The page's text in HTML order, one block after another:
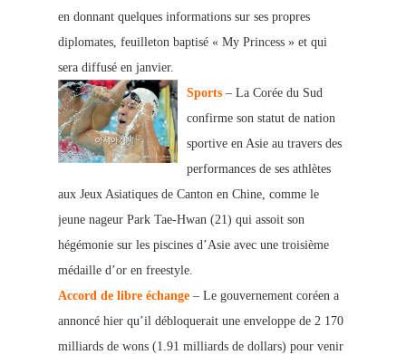
en donnant quelques informations sur ses propres
diplomates, feuilleton baptisé « My Princess » et qui
sera diffusé en janvier.
Sports – La Corée du Sud
confirme son statut de nation
sportive en Asie au travers des
performances de ses athlètes
aux Jeux Asiatiques de Canton en Chine, comme le
jeune nageur Park Tae-Hwan (21) qui assoit son
hégémonie sur les piscines d’Asie avec une troisième
médaille d’or en freestyle.
Accord de libre échange – Le gouvernement coréen a
annoncé hier qu’il débloquerait une enveloppe de 2 170
milliards de wons (1.91 milliards de dollars) pour venir